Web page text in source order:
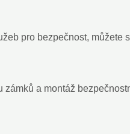
pro bezpečnost, můžete
a montáž